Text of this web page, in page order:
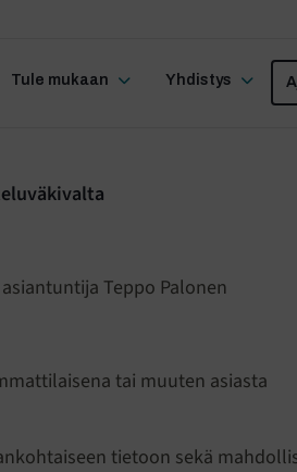
Tule mukaan Yhdistys
Teppo Palonen
tai muuten asiasta
tietoon sekä